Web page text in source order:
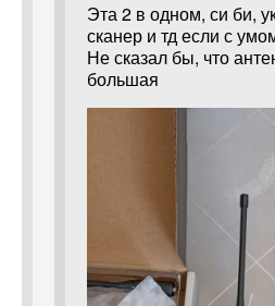
Эта 2 в одном, си би,
сканер и тд если с
Не сказал бы, что
большая